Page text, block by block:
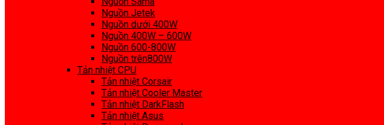
Nguồn Jetek
Nguồn dưới 400W
Nguồn 400W – 600W
Nguồn 600-800W
Nguồn trên800W
Tản nhiệt CPU
Tản nhiệt Corsair
Tản nhiệt Cooler Master
Tản nhiệt DarkFlash
Tản nhiệt Asus